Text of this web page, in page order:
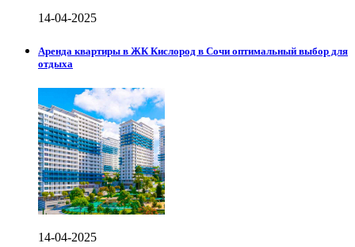
14-04-2025
Аренда квартиры в ЖК Кислород в Сочи оптимальный выбор для
отдыха
14-04-2025